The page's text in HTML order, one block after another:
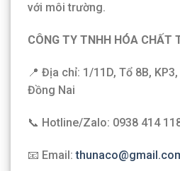
với môi trường.
CÔNG TY TNHH HÓA CHẤT
📍 Địa chỉ: 1/11D, Tổ 8B,
Đồng Nai
📞 Hotline/Zalo: 0938 414
📧 Email: